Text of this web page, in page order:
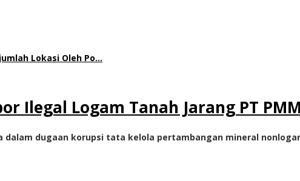
Lokasi Oleh Po…
Ilegal Logam Tanah Jarang PT PMM
dugaan korupsi tata kelola pertambangan mineral